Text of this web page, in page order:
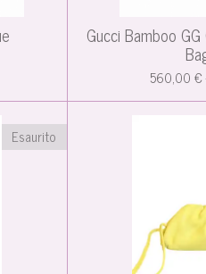
Gucci Bamboo
560,00 €
Esaurito